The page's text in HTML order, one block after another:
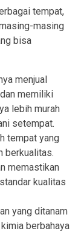
tempat,
masing
bisa
menjual
memiliki
lebih murah
setempat.
tempat yang
berkualitas.
memastikan
kualitas
yang ditanam
berbahaya